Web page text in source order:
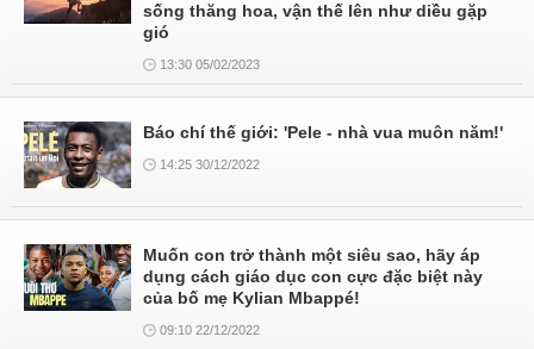
sống thăng hoa, vận thế lên như diều gặp
gió
13:30 05/02/2023
Báo chí thế giới: 'Pele - nhà vua muôn năm!'
14:25 30/12/2022
Muốn con trở thành một siêu sao, hãy áp
dụng cách giáo dục con cực đặc biệt này
của bố mẹ Kylian Mbappé!
09:10 22/12/2022